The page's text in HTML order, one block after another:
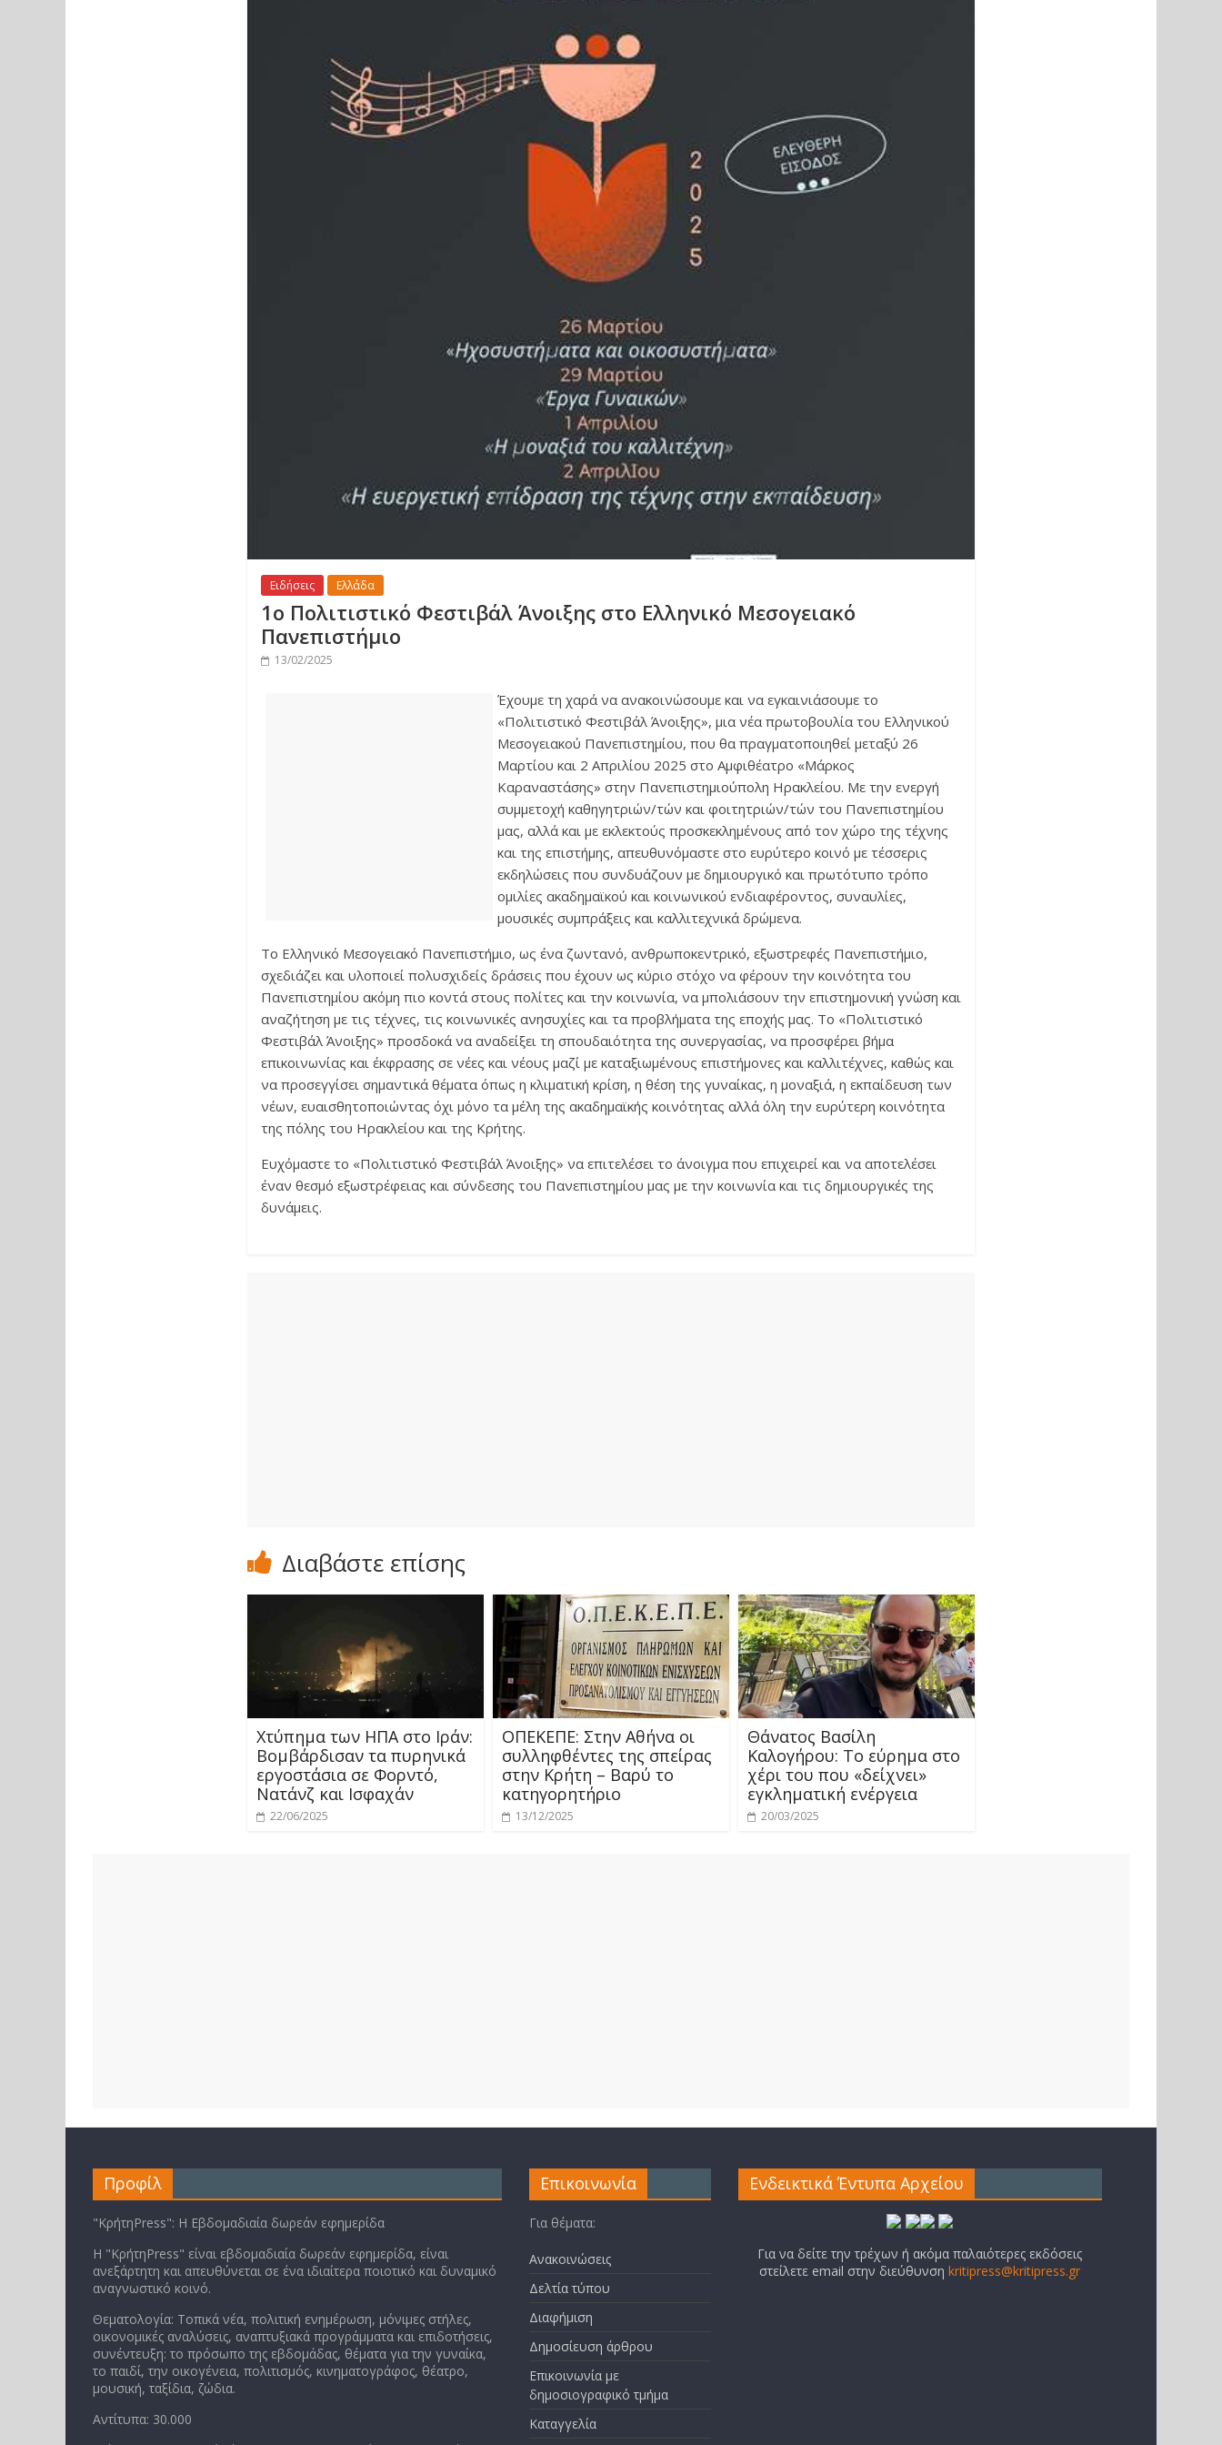
Ειδήσεις Ελλάδα
1ο Πολιτιστικό Φεστιβάλ Άνοιξης στο Ελληνικό Μεσογειακό
Πανεπιστήμιο
13/02/2025
Έχουμε τη χαρά να ανακοινώσουμε και να εγκαινιάσουμε το
«Πολιτιστικό Φεστιβάλ Άνοιξης», μια νέα πρωτοβουλία του Ελληνικού
Μεσογειακού Πανεπιστημίου, που θα πραγματοποιηθεί μεταξύ 26
Μαρτίου και 2 Απριλίου 2025 στο Αμφιθέατρο «Μάρκος
Καραναστάσης» στην Πανεπιστημιούπολη Ηρακλείου. Με την ενεργή
συμμετοχή καθηγητριών/τών και φοιτητριών/τών του Πανεπιστημίου
μας, αλλά και με εκλεκτούς προσκεκλημένους από τον χώρο της τέχνης
και της επιστήμης, απευθυνόμαστε στο ευρύτερο κοινό με τέσσερις
εκδηλώσεις που συνδυάζουν με δημιουργικό και πρωτότυπο τρόπο
ομιλίες ακαδημαϊκού και κοινωνικού ενδιαφέροντος, συναυλίες,
μουσικές συμπράξεις και καλλιτεχνικά δρώμενα.
Το Ελληνικό Μεσογειακό Πανεπιστήμιο, ως ένα ζωντανό, ανθρωποκεντρικό, εξωστρεφές Πανεπιστήμιο,
σχεδιάζει και υλοποιεί πολυσχιδείς δράσεις που έχουν ως κύριο στόχο να φέρουν την κοινότητα του
Πανεπιστημίου ακόμη πιο κοντά στους πολίτες και την κοινωνία, να μπολιάσουν την επιστημονική γνώση και
αναζήτηση με τις τέχνες, τις κοινωνικές ανησυχίες και τα προβλήματα της εποχής μας. Το «Πολιτιστικό
Φεστιβάλ Άνοιξης» προσδοκά να αναδείξει τη σπουδαιότητα της συνεργασίας, να προσφέρει βήμα
επικοινωνίας και έκφρασης σε νέες και νέους μαζί με καταξιωμένους επιστήμονες και καλλιτέχνες, καθώς και
να προσεγγίσει σημαντικά θέματα όπως η κλιματική κρίση, η θέση της γυναίκας, η μοναξιά, η εκπαίδευση των
νέων, ευαισθητοποιώντας όχι μόνο τα μέλη της ακαδημαϊκής κοινότητας αλλά όλη την ευρύτερη κοινότητα
της πόλης του Ηρακλείου και της Κρήτης.
Ευχόμαστε το «Πολιτιστικό Φεστιβάλ Άνοιξης» να επιτελέσει το άνοιγμα που επιχειρεί και να αποτελέσει
έναν θεσμό εξωστρέφειας και σύνδεσης του Πανεπιστημίου μας με την κοινωνία και τις δημιουργικές της
δυνάμεις.
Διαβάστε επίσης
Χτύπημα των ΗΠΑ στο Ιράν:
Βομβάρδισαν τα πυρηνικά
εργοστάσια σε Φορντό,
Νατάνζ και Ισφαχάν
22/06/2025
ΟΠΕΚΕΠΕ: Στην Αθήνα οι
συλληφθέντες της σπείρας
στην Κρήτη – Βαρύ το
κατηγορητήριο
13/12/2025
Θάνατος Βασίλη
Καλογήρου: Το εύρημα στο
χέρι του που «δείχνει»
εγκληματική ενέργεια
20/03/2025
Προφίλ
"ΚρήτηPress": Η Εβδομαδιαία δωρεάν εφημερίδα
Η "ΚρήτηPress" είναι εβδομαδιαία δωρεάν εφημερίδα, είναι
ανεξάρτητη και απευθύνεται σε ένα ιδιαίτερα ποιοτικό και δυναμικό
αναγνωστικό κοινό.
Θεματολογία: Τοπικά νέα, πολιτική ενημέρωση, μόνιμες στήλες,
οικονομικές αναλύσεις, αναπτυξιακά προγράμματα και επιδοτήσεις,
συνέντευξη: το πρόσωπο της εβδομάδας, θέματα για την γυναίκα,
το παιδί, την οικογένεια, πολιτισμός, κινηματογράφος, θέατρο,
μουσική, ταξίδια, ζώδια.
Αντίτυπα: 30.000
Επικοινωνία
Για θέματα:
Ανακοινώσεις
Δελτία τύπου
Διαφήμιση
Δημοσίευση άρθρου
Επικοινωνία με
δημοσιογραφικό τμήμα
Καταγγελία
Ενδεικτικά Έντυπα Αρχείου
Για να δείτε την τρέχων ή ακόμα παλαιότερες εκδόσεις
στείλετε email στην διεύθυνσηkritipress@kritipress.gr